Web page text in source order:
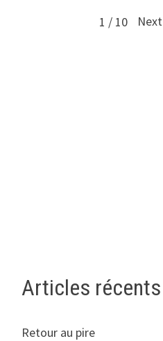
1 / 10 Next
Articles récents
Retour au pire